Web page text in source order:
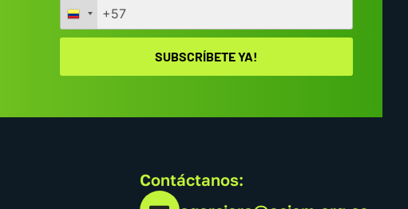
Contáctanos: